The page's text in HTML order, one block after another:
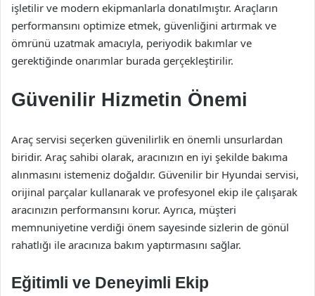
işletilir ve modern ekipmanlarla donatılmıştır. Araçların
performansını optimize etmek, güvenliğini artırmak ve
ömrünü uzatmak amacıyla, periyodik bakımlar ve
gerektiğinde onarımlar burada gerçekleştirilir.
Güvenilir Hizmetin Önemi
Araç servisi seçerken güvenilirlik en önemli unsurlardan
biridir. Araç sahibi olarak, aracınızın en iyi şekilde bakıma
alınmasını istemeniz doğaldır. Güvenilir bir Hyundai servisi,
orijinal parçalar kullanarak ve profesyonel ekip ile çalışarak
aracınızın performansını korur. Ayrıca, müşteri
memnuniyetine verdiği önem sayesinde sizlerin de gönül
rahatlığı ile aracınıza bakım yaptırmasını sağlar.
Eğitimli ve Deneyimli Ekip